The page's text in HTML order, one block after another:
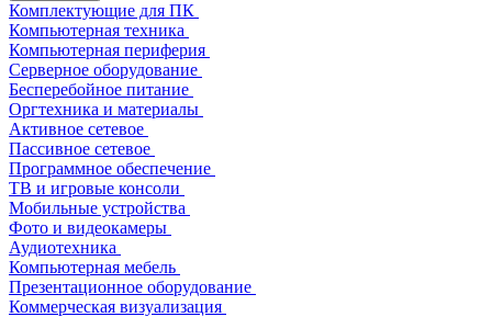
Комплектующие для ПК
Компьютерная техника
Компьютерная периферия
Серверное оборудование
Бесперебойное питание
Оргтехника и материалы
Активное сетевое
Пассивное сетевое
Программное обеспечение
ТВ и игровые консоли
Мобильные устройства
Фото и видеокамеры
Аудиотехника
Компьютерная мебель
Презентационное оборудование
Коммерческая визуализация